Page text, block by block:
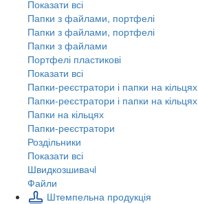
Показати всі
Папки з файлами, портфелі
Папки з файлами, портфелі
Папки з файлами
Портфелі пластикові
Показати всі
Папки-реєстратори і папки на кільцях
Папки-реєстратори і папки на кільцях
Папки на кільцях
Папки-реєстратори
Роздільники
Показати всі
Швидкозшивачi
Файли
Штемпельна продукція